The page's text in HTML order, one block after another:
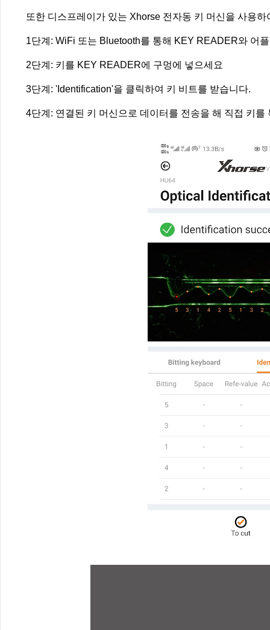
또한 디스프레이가 있는 Xhorse 전자동 키 머신을 사용
1단계: WiFi 또는 Bluetooth를 통해 KEY READER와 어
2단계: 키를 KEY READER에 구멍에 넣으세요
3단계: 'Identification'을 클릭하여 키 비트를 받습니다.
4단계: 연결된 키 머신으로 데이터를 전송을 해 직접 키를